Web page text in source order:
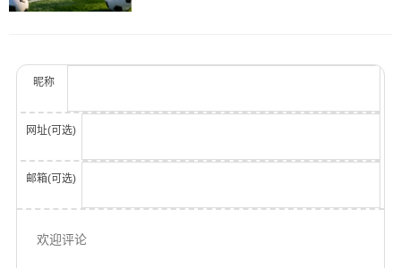
昵称
网址(可选)
邮箱(可选)